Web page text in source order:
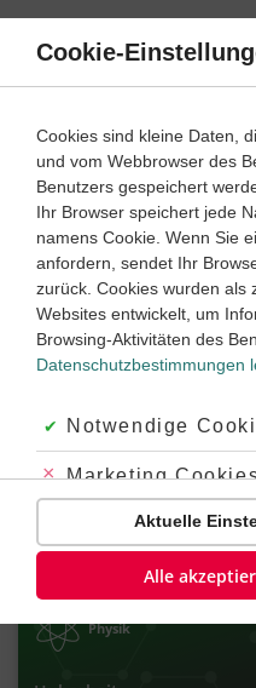
Direkt
Inhalt
Mechanische Arbeit –
Physik
Arbeit in der Mechanik
Übung
Video
2
Physik
Cookie-
Cookies sind kleine Daten,
und vom Webbrowser des
Benutzers gespeichert
Ihr Browser speichert jede
namens Cookie. Wenn Sie
anfordern, sendet Ihr
zurück. Cookies wurden als
Websites entwickelt, um
Browsing-Aktivitäten des
Datenschutzbestimmungen
Akzeptiert:
Notwendige
Abgelehnt:
Marketing
Abgelehnt:
Aktuelle
Alle